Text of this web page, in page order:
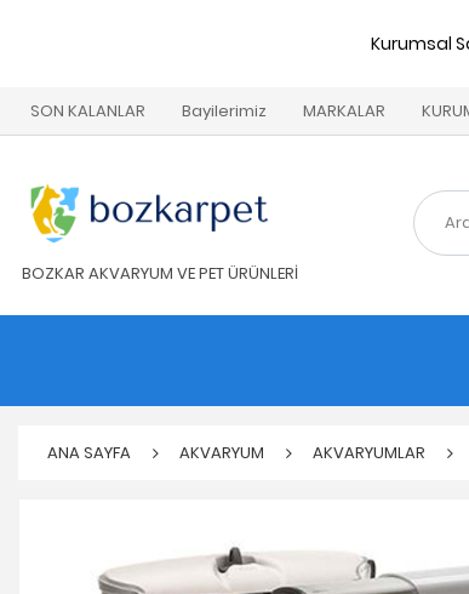
Kurumsal
SON KALANLAR Bayilerimiz MARKALAR
BOZKAR AKVARYUM VE PET ÜRÜNLERİ
ANA SAYFA AKVARYUM AKVARYUMLAR